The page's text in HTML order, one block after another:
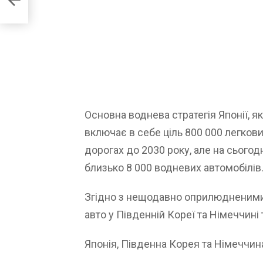
Основна воднева стратегія Японії,
включає в себе ціль 800 000
дорогах до 2030 року, але на
близько 8 000 водневих автомобілів.
Згідно з нещодавно
авто у Південній Кореї та
Японія, Південна Корея та